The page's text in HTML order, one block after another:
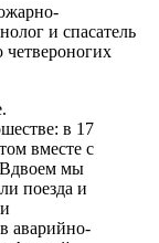
и спасатель
четвероногих
в 17
вместе с
Вдвоем мы
поезда и
аварийно-